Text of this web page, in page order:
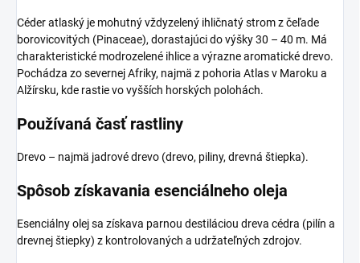
Céder atlaský je mohutný vždyzelený ihličnatý strom z čeľade
borovicovitých (Pinaceae), dorastajúci do výšky 30 – 40 m. Má
charakteristické modrozelené ihlice a výrazne aromatické drevo.
Pochádza zo severnej Afriky, najmä z pohoria Atlas v Maroku a
Alžírsku, kde rastie vo vyšších horských polohách.
Používaná časť rastliny
Drevo – najmä jadrové drevo (drevo, piliny, drevná štiepka).
Spôsob získavania esenciálneho oleja
Esenciálny olej sa získava parnou destiláciou dreva cédra (pilín a
drevnej štiepky) z kontrolovaných a udržateľných zdrojov.